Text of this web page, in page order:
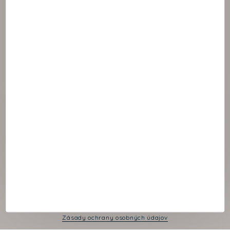
Zásady ochrany osobných údajov